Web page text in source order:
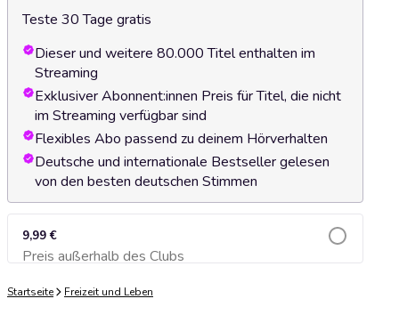
Teste 30 Tage gratis
Dieser und weitere 80.000 Titel enthalten im
Streaming
Exklusiver Abonnent:innen Preis für Titel, die nicht
im Streaming verfügbar sind
Flexibles Abo passend zu deinem Hörverhalten
Deutsche und internationale Bestseller gelesen
von den besten deutschen Stimmen
9,99 €
Preis außerhalb des ClubsZum Warenkorb hinzufügen
Startseite Freizeit und Leben